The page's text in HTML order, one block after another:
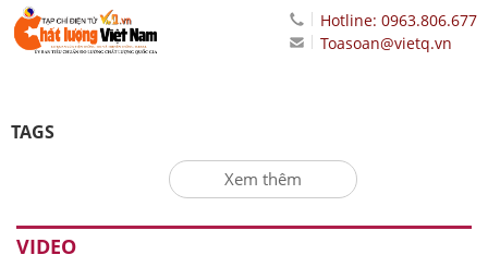
Hotline: 0963.806.677
Toasoan@vietq.vn
TAGS
Xem thêm
VIDEO